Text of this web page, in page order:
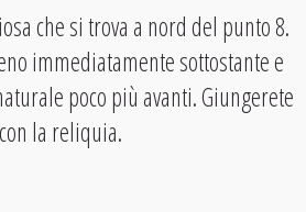
che si trova a nord del punto 8.
immediatamente sottostante e
poco più avanti. Giungerete
la reliquia.